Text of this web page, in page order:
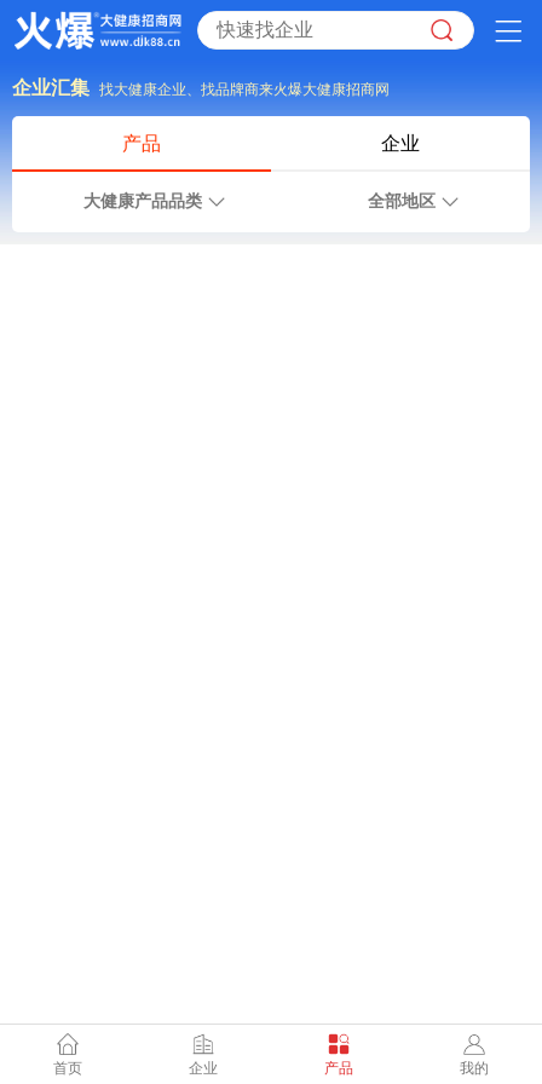
企业汇集 找大健康企业、找品牌商来火爆大健康招商网
产品 企业
大健康产品品类 全部地区
首页 企业 产品 我的